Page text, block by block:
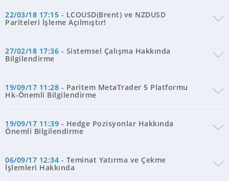
22/03/18 17:15 - LCOUSD(Brent) ve NZDUSD
Pariteleri İşleme Açılmıştır!
27/02/18 17:36 - Sistemsel Çalışma Hakkında
Bilgilendirme
19/09/17 11:28 - Paritem MetaTrader 5 Platformu
Hk-Önemli Bilgilendirme
19/09/17 11:39 - Hedge Pozisyonlar Hakkında
Önemli Bilgilendirme
06/09/17 12:34 - Teminat Yatırma ve Çekme
İşlemleri Hakkında